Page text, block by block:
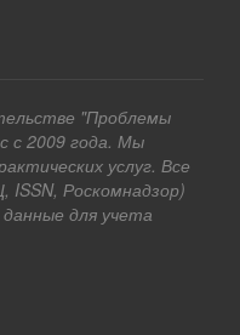
"Проблемы
с 2009 года. Мы
услуг. Все
Роскомнадзор)
для учета